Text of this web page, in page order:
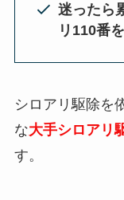
迷ったら
リ110番
シロアリ駆除を
な大手シロアリ
す。